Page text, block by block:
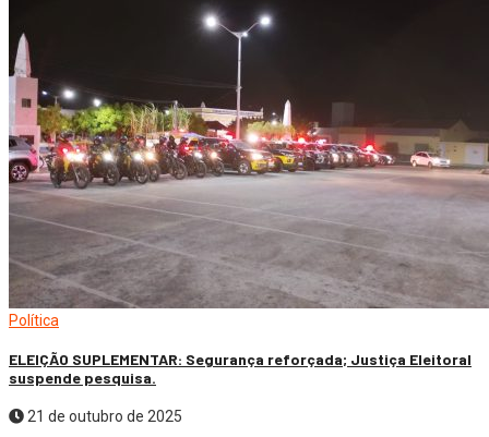
Política
ELEIÇÃO SUPLEMENTAR: Segurança reforçada; Justiça Eleitoral
suspende pesquisa.
21 de outubro de 2025